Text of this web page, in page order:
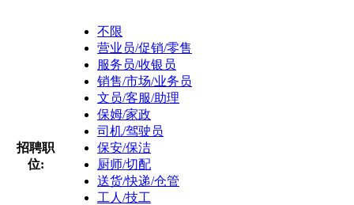
招聘职
位:
不限
营业员/促销/零售
服务员/收银员
销售/市场/业务员
文员/客服/助理
保姆/家政
司机/驾驶员
保安/保洁
厨师/切配
送货/快递/仓管
工人/技工